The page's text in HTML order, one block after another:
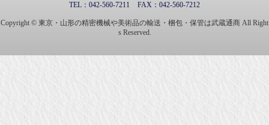
TEL： 042-560-7211 FAX： 042-560-7212
Copyright © 東京・山形の精密機械や美術品の輸送・梱包・保管は武蔵通商 All Right
s Reserved.